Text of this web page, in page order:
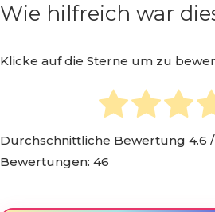
Wie hilfreich war
Klicke auf die Sterne um zu
Durchschnittliche Bewertung 4.6
Bewertungen: 46